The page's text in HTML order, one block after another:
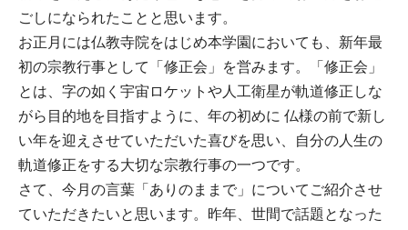
ごしになられたことと思います。
お正月には仏教寺院をはじめ本学園においても、新年最
初の宗教行事として「修正会」を営みます。「修正会」
とは、字の如く宇宙ロケットや人工衛星が軌道修正しな
がら目的地を目指すように、年の初めに 仏様の前で新し
い年を迎えさせていただいた喜びを思い、自分の人生の
軌道修正をする大切な宗教行事の一つです。
さて、今月の言葉「ありのままで」についてご紹介させ
ていただきたいと思います。昨年、世間で話題となった